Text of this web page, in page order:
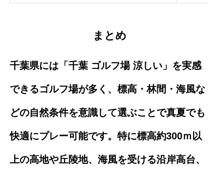
まとめ
千葉県には「千葉 ゴルフ場 涼しい」を実感
できるゴルフ場が多く、標高・林間・海風な
どの自然条件を意識して選ぶことで真夏でも
快適にプレー可能です。特に標高約300ｍ以
上の高地や丘陵地、海風を受ける沿岸高台、